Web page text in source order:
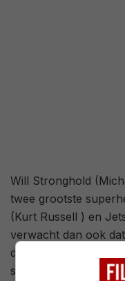
Will Stronghold
twee grootste
(Kurt Russell ) en
verwacht dan ook
dan zijn ouders.
school Sky High